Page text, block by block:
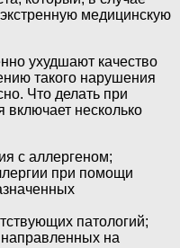
медицинскую
ухудшают качество
такого нарушения
Что делать при
включает несколько
с аллергеном;
при помощи
патологий;
на